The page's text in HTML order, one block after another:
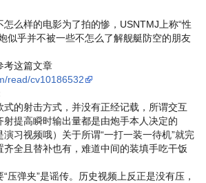
么样的电影为了拍的惨，USNTMJ上称“性
似乎并不被一些不怎么了解舰艇防空的朋友
考这篇文章
read/cv10186532
的射击方式，并没有正经记载，所谓交互
提高瞬时输出量都是由炮手本人决定的
习视频哦） 关于所谓“一打一装一待机”就完
全且替补也有，难道中间的装填手吃干饭
弹夹”是谣传。历史视频上反正是没有压，